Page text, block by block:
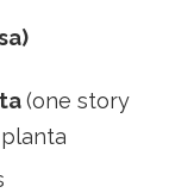
(one story